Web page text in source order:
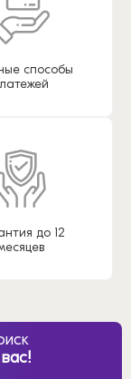
способы
до 12